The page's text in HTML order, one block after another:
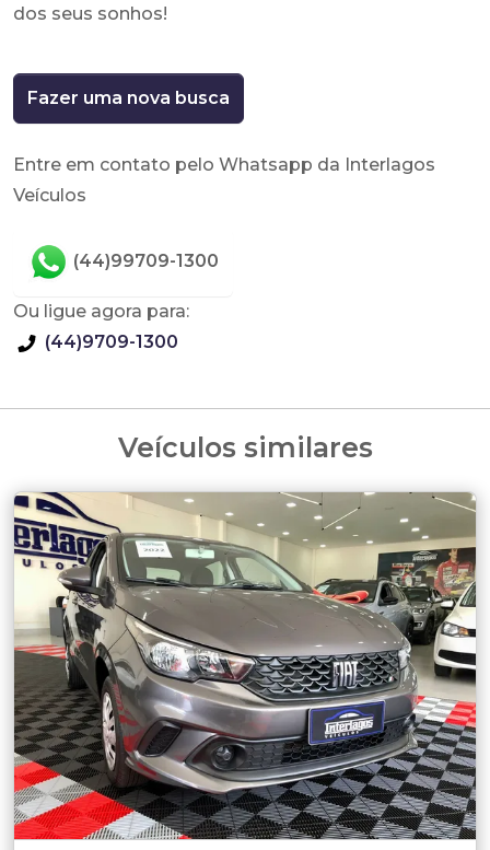
dos seus sonhos!
Fazer uma nova busca
Entre em contato pelo Whatsapp da Interlagos
Veículos
(44)99709-1300
Ou ligue agora para:
(44)9709-1300
Veículos similares